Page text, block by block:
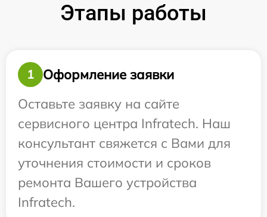
Этапы работы
1
Оформление заявки
Оставьте заявку на сайте
сервисного центра Infratech. Наш
консультант свяжется с Вами для
уточнения стоимости и сроков
ремонта Вашего устройства
Infratech.